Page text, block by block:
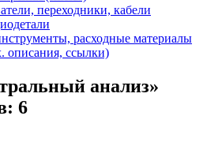
переходники, кабели
расходные материалы
описания, ссылки)
анализ»
6